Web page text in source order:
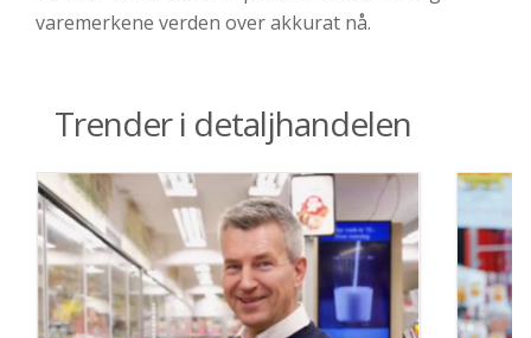
varemerkene verden over akkurat nå.
Trender i detaljhandelen